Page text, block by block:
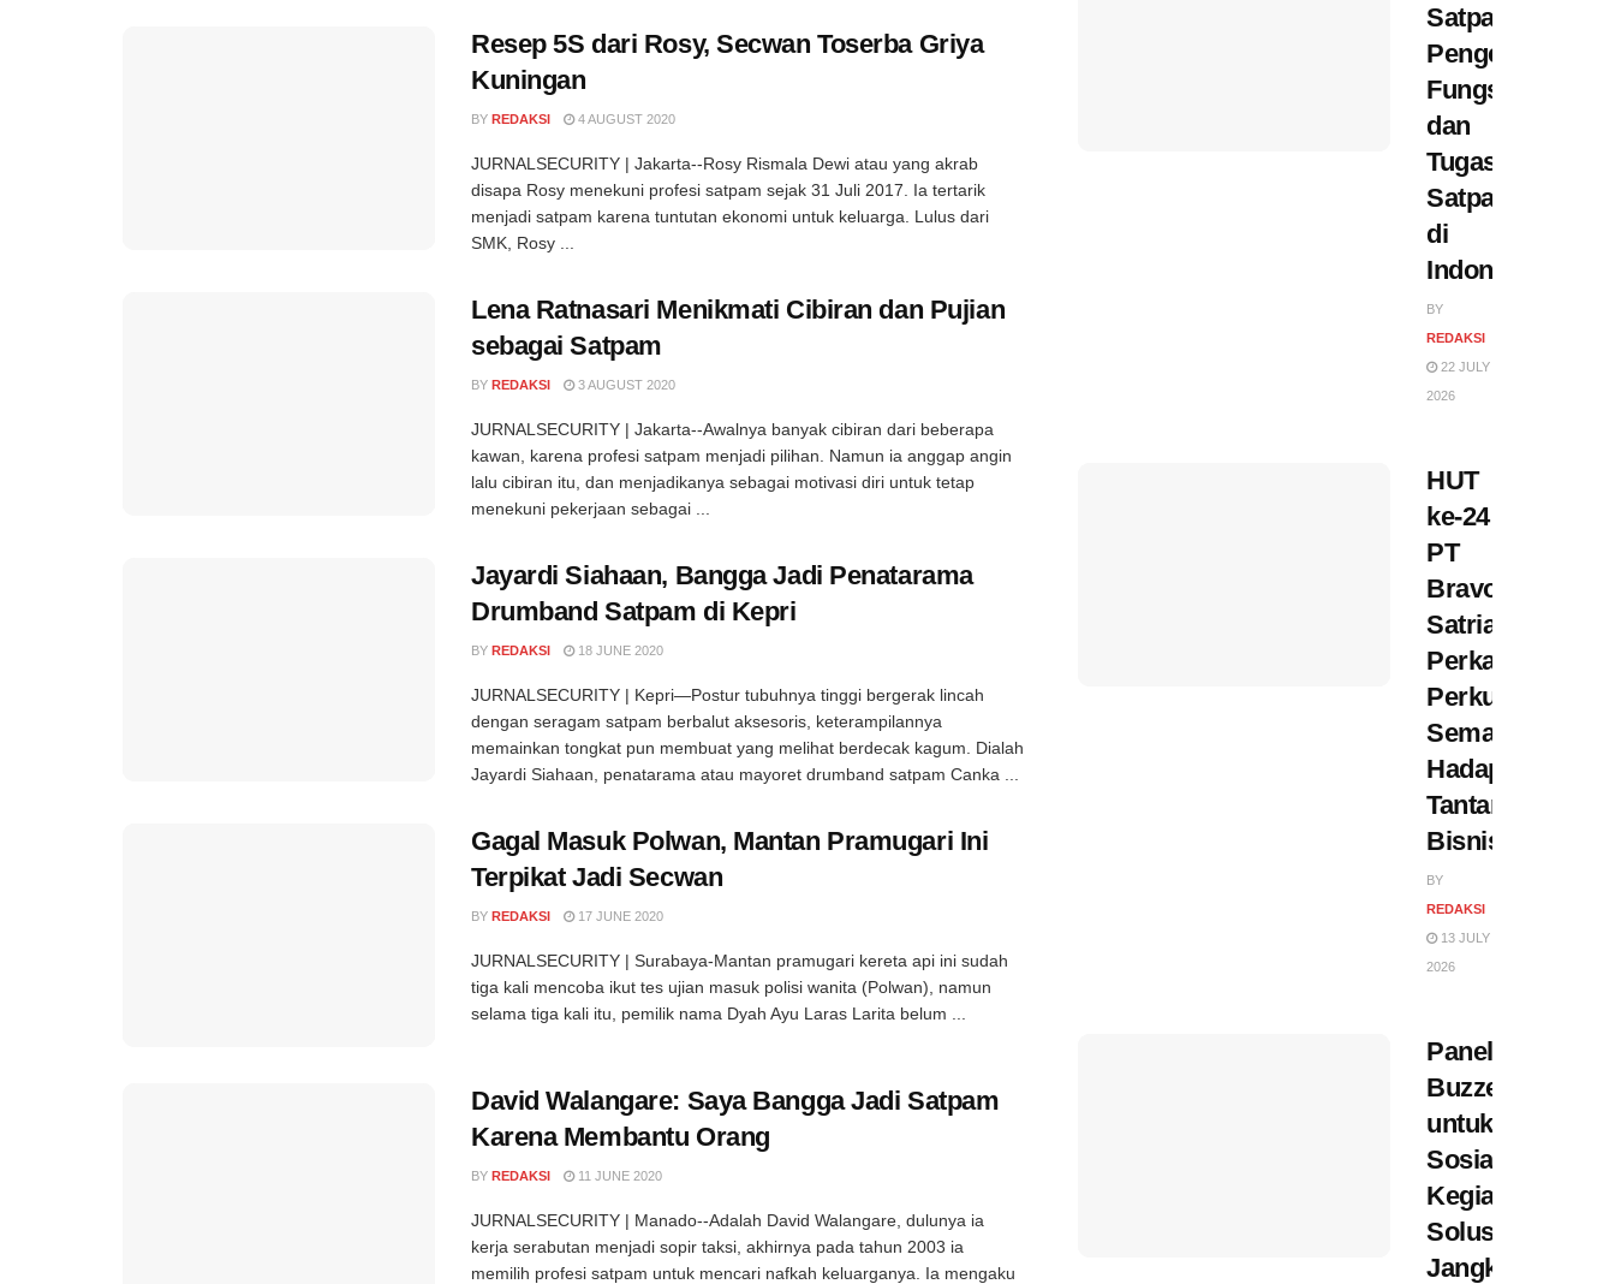
Resep 5S dari Rosy, Secwan Toserba Griya
Kuningan
BY REDAKSI 4 AUGUST 2020
JURNALSECURITY | Jakarta--Rosy Rismala Dewi atau yang akrab
disapa Rosy menekuni profesi satpam sejak 31 Juli 2017. Ia tertarik
menjadi satpam karena tuntutan ekonomi untuk keluarga. Lulus dari
SMK, Rosy ...
Lena Ratnasari Menikmati Cibiran dan Pujian
sebagai Satpam
BY REDAKSI 3 AUGUST 2020
JURNALSECURITY | Jakarta--Awalnya banyak cibiran dari beberapa
kawan, karena profesi satpam menjadi pilihan. Namun ia anggap angin
lalu cibiran itu, dan menjadikanya sebagai motivasi diri untuk tetap
menekuni pekerjaan sebagai ...
Jayardi Siahaan, Bangga Jadi Penatarama
Drumband Satpam di Kepri
BY REDAKSI 18 JUNE 2020
JURNALSECURITY | Kepri—Postur tubuhnya tinggi bergerak lincah
dengan seragam satpam berbalut aksesoris, keterampilannya
memainkan tongkat pun membuat yang melihat berdecak kagum. Dialah
Jayardi Siahaan, penatarama atau mayoret drumband satpam Canka ...
Gagal Masuk Polwan, Mantan Pramugari Ini
Terpikat Jadi Secwan
BY REDAKSI 17 JUNE 2020
JURNALSECURITY | Surabaya-Mantan pramugari kereta api ini sudah
tiga kali mencoba ikut tes ujian masuk polisi wanita (Polwan), namun
selama tiga kali itu, pemilik nama Dyah Ayu Laras Larita belum ...
David Walangare: Saya Bangga Jadi Satpam
Karena Membantu Orang
BY REDAKSI 11 JUNE 2020
JURNALSECURITY | Manado--Adalah David Walangare, dulunya ia
kerja serabutan menjadi sopir taksi, akhirnya pada tahun 2003 ia
memilih profesi satpam untuk mencari nafkah keluarganya. Ia mengaku
Satpam?
Pengertian,
Fungsi,
dan
Tugas
Satpam
di
Indonesia
BY
REDAKSI
22 JULY
2026
HUT
ke-24
PT
Bravo
Satria
Perkasa,
Perkuat
Semangat
Hadapi
Tantangan
Bisnis
BY
REDAKSI
13 JULY
2026
Panel
Buzzer
untuk
Sosialisasi
Kegiatan,
Solusi
Jangkau